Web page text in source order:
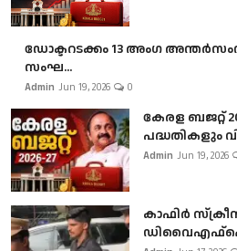
ഡോക്ടറടക്കം 13 അംഗ
സംഘ...
Admin Jun 19, 2026 0
കേരള ബജറ്റ്
പദ്ധതികളും
Admin Jun 19, 2026
കാഫിർ
ഡിവൈഎഫ്ഐ